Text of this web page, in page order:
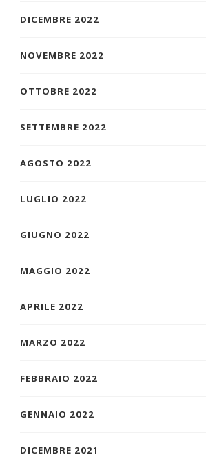
DICEMBRE 2022
NOVEMBRE 2022
OTTOBRE 2022
SETTEMBRE 2022
AGOSTO 2022
LUGLIO 2022
GIUGNO 2022
MAGGIO 2022
APRILE 2022
MARZO 2022
FEBBRAIO 2022
GENNAIO 2022
DICEMBRE 2021